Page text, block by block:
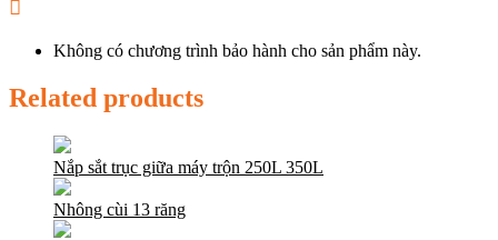
Không có chương trình bảo hành cho sản phẩm này.
Related products
Nắp sắt trục giữa máy trộn 250L 350L
Nhông cùi 13 răng